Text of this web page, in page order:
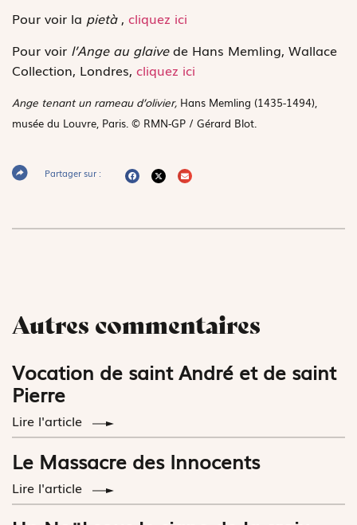
Pour voir la pietà , cliquez ici
Pour voir l’Ange au glaivede Hans Memling, Wallace
Collection, Londres, cliquez ici
Ange tenant un rameau d’olivier, Hans Memling (1435-1494),
musée du Louvre, Paris. © RMN-GP / Gérard Blot.
Partager sur :
Autres commentaires
Vocation de saint André et de saint
Pierre
Lire l'article
Le Massacre des Innocents
Lire l'article